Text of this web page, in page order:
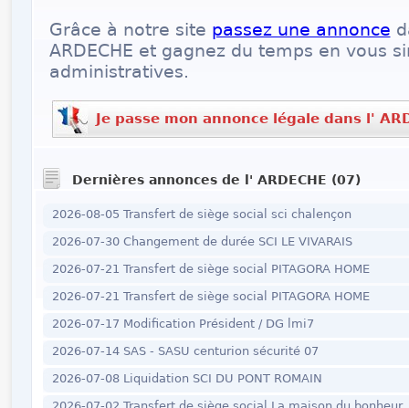
Grâce à notre site passez une annonce
ARDECHE et gagnez du temps en vous
administratives.
Je passe mon annonce légale dans l'
Dernières annonces de l' ARDECHE (07)
2026-08-05 Transfert de siège social sci chalençon
2026-07-30 Changement de durée SCI LE VIVARAIS
2026-07-21 Transfert de siège social PITAGORA HOME
2026-07-21 Transfert de siège social PITAGORA HOME
2026-07-17 Modification Président / DG lmi7
2026-07-14 SAS - SASU centurion sécurité 07
2026-07-08 Liquidation SCI DU PONT ROMAIN